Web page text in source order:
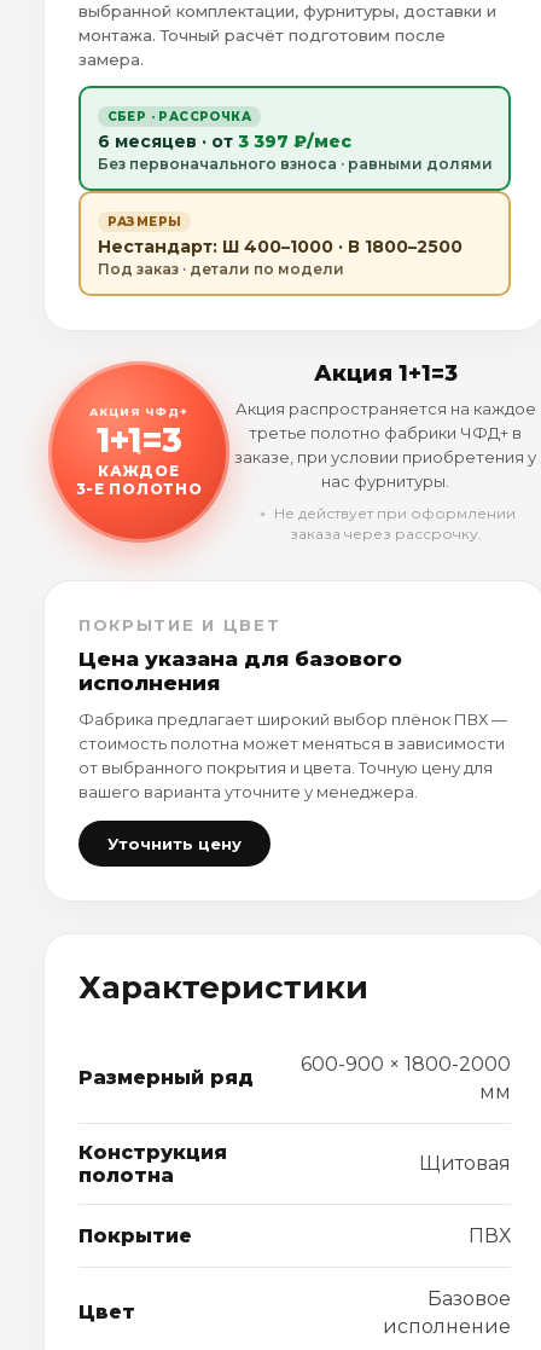
выбранной комплектации, фурнитуры, доставки и
монтажа. Точный расчёт подготовим после
замера.
СБЕР · РАССРОЧКА
6 месяцев · от 3 397 ₽/мес
Без первоначального взноса · равными долями
РАЗМЕРЫ
Нестандарт: Ш 400–1000 · В 1800–2500
Под заказ · детали по модели
АКЦИЯ ЧФД+
1+1=3
КАЖДОЕ
3-Е ПОЛОТНО
Акция 1+1=3
Акция распространяется на каждое
третье полотно фабрики ЧФД+ в
заказе, при условии приобретения у
нас фурнитуры.
﹡ Не действует при оформлении
заказа через рассрочку.
ПОКРЫТИЕ И ЦВЕТ
Цена указана для базового
исполнения
Фабрика предлагает широкий выбор плёнок ПВХ —
стоимость полотна может меняться в зависимости
от выбранного покрытия и цвета. Точную цену для
вашего варианта уточните у менеджера.
Уточнить цену
Характеристики
Размерный ряд
600-900 × 1800-2000
мм
Конструкция
полотна
Щитовая
Покрытие ПВХ
Цвет
Базовое
исполнение